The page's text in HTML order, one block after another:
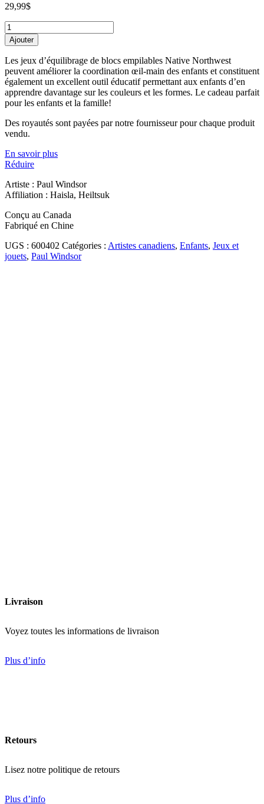
29,99$
Jeu
d'équilibre
de
blocs
superposés
-
Saumon
et
œufs
quantity
Ajouter
Les jeux d’équilibrage de blocs empilables Native Northwest
peuvent améliorer la coordination œil-main des enfants et constituent
également un excellent outil éducatif permettant aux enfants d’en
apprendre davantage sur les couleurs et les formes. Le cadeau parfait
pour les enfants et la famille!
Des royautés sont payées par notre fournisseur pour chaque produit
vendu.
En savoir plus
Réduire
Artiste : Paul Windsor
Affiliation : Haisla, Heiltsuk
Conçu au Canada
Fabriqué en Chine
UGS : 600402 Catégories : Artistes canadiens, Enfants, Jeux et
jouets, Paul Windsor
Livraison
Voyez toutes les informations de livraison
Plus d’info
Retours
Lisez notre politique de retours
Plus d’info